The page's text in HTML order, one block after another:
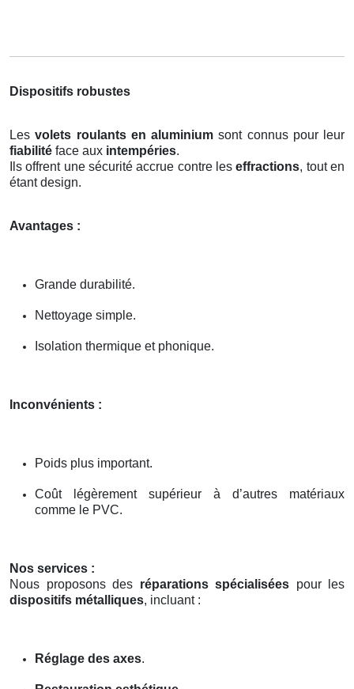
Dispositifs robustes
Lesvolets roulants en aluminium sont connus pour leur
fiabilité face aux intempéries.
Ils offrent une sécurité accrue contre leseffractions, tout en
étant design.
Avantages :
Grande durabilité.
Nettoyage simple.
Isolation thermique et phonique.
Inconvénients :
Poids plus important.
Coût légèrement supérieur à d’autres matériaux
comme le PVC.
Nos services :
Nous proposons des réparations spécialisées pour les
dispositifs métalliques, incluant :
Réglage des axes.